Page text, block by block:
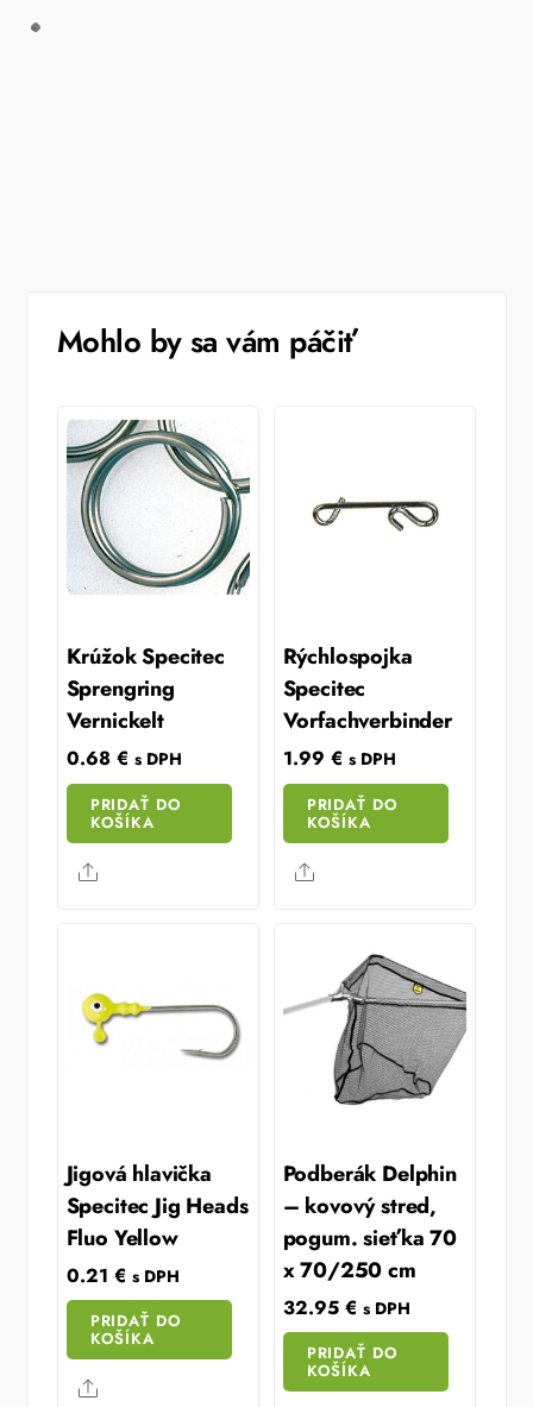
Mohlo by sa vám páčiť
Krúžok Specitec
Sprengring
Vernickelt
0.68 € s DPH
PRIDAŤ DO
KOŠÍKA
Share
Rýchlospojka
Specitec
Vorfachverbinder
1.99 € s DPH
PRIDAŤ DO
KOŠÍKA
Share
Jigová hlavička
Specitec Jig Heads
Fluo Yellow
0.21 € s DPH
PRIDAŤ DO
KOŠÍKA
Share
Podberák Delphin
– kovový stred,
pogum. sieťka 70
x 70/250 cm
32.95 € s DPH
PRIDAŤ DO
KOŠÍKA